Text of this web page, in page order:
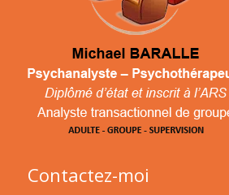
Contactez-moi